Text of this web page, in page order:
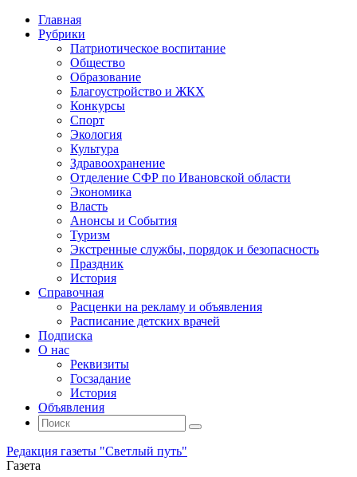
Главная
Рубрики
Патриотическое воспитание
Общество
Образование
Благоустройство и ЖКХ
Конкурсы
Спорт
Экология
Культура
Здравоохранение
Отделение СФР по Ивановской области
Экономика
Власть
Анонсы и События
Туризм
Экстренные службы, порядок и безопасность
Праздник
История
Справочная
Расценки на рекламу и объявления
Расписание детских врачей
Подписка
О нас
Реквизиты
Госзадание
История
Объявления
Поиск
Искать:
Поиск
Редакция газеты "Светлый путь"
Газета